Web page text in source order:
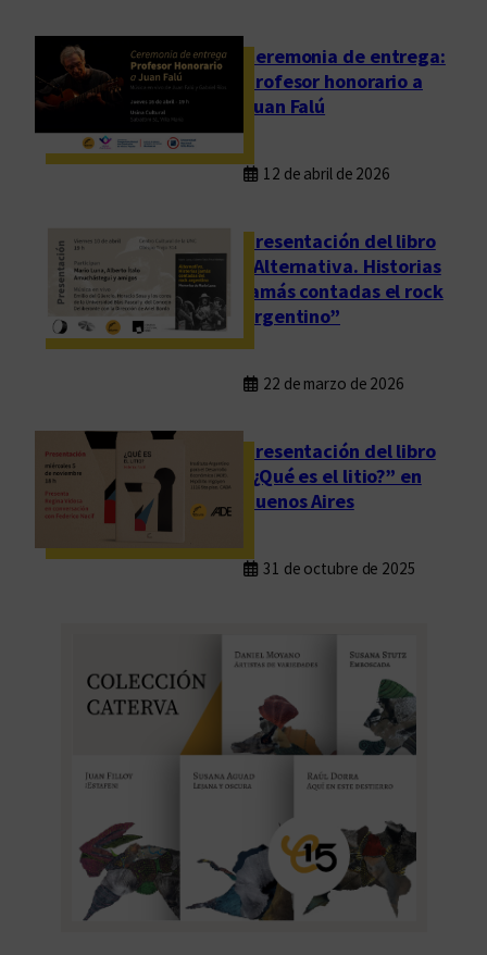
e
)
D
e
l
e
n
g
u
a
c
r
i
t
a
Ceremonia de entrega:
Profesor honorario a
Juan Falú
12 de abril de 2026
Presentación del libro
“Alternativa. Historias
jamás contadas el rock
argentino”
22 de marzo de 2026
Presentación del libro
“¿Qué es el litio?” en
Buenos Aires
31 de octubre de 2025